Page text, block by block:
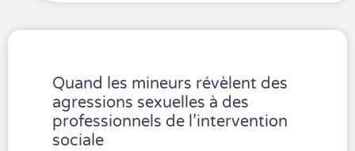
Quand les mineurs révèlent des
agressions sexuelles à des
professionnels de l’intervention
sociale